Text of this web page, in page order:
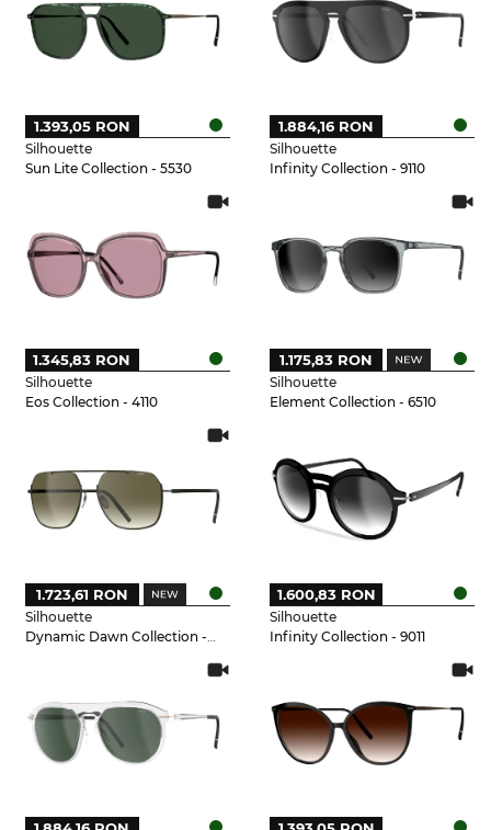
Silhouette
Sun Lite Collection - 5530
1.393,05 RON
Silhouette
Infinity Collection - 9110
1.884,16 RON
Silhouette
Eos Collection - 4110
1.345,83 RON
Silhouette
Element Collection - 6510
1.175,83 RON
Silhouette
Dynamic Dawn Collection - 5540
1.723,61 RON
Silhouette
Infinity Collection - 9011
1.600,83 RON